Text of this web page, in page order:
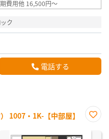
費用他 16,500円～
ク
電話する
1007・1K-【中部屋】
に入